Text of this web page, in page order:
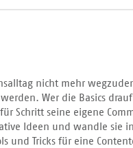
nicht mehr
Wer die Basics
Schritt seine eigene
Ideen und wandle sie
und Tricks für eine